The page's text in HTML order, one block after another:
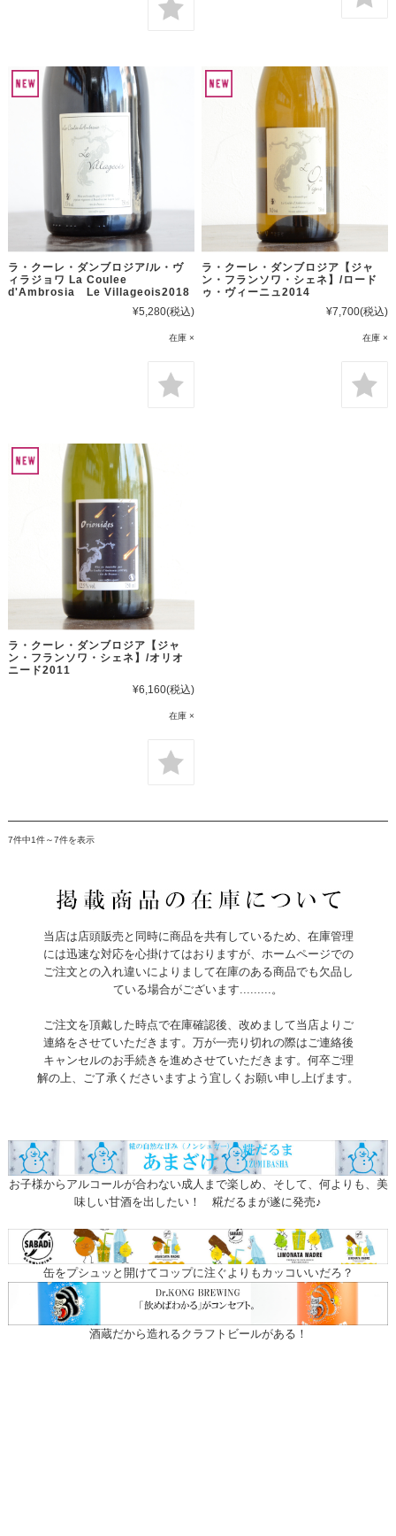
ラ・クーレ・ダンブロジア/ル・ヴ
ィラジョワ La Coulee
d'Ambrosia Le Villageois2018
¥5,280(税込)
在庫 ×
ラ・クーレ・ダンブロジア【ジャ
ン・フランソワ・シェネ】/ロード
ゥ・ヴィーニュ2014
¥7,700(税込)
在庫 ×
ラ・クーレ・ダンブロジア【ジャ
ン・フランソワ・シェネ】/オリオ
ニード2011
¥6,160(税込)
在庫 ×
7件中1件～7件を表示
当店は店頭販売と同時に商品を共有しているため、在庫管理
には迅速な対応を心掛けてはおりますが、ホームページでの
ご注文との入れ違いによりまして在庫のある商品でも欠品し
ている場合がございます.........。
ご注文を頂戴した時点で在庫確認後、改めまして当店よりご
連絡をさせていただきます。万が一売り切れの際はご連絡後
キャンセルのお手続きを進めさせていただきます。何卒ご理
解の上、ご了承くださいますよう宜しくお願い申し上げます。
お子様からアルコールが合わない成人まで楽しめ、そして、何よりも、美
味しい甘酒を出したい！ 糀だるまが遂に発売♪
缶をプシュッと開けてコップに注ぐよりもカッコいいだろ？
酒蔵だから造れるクラフトビールがある！